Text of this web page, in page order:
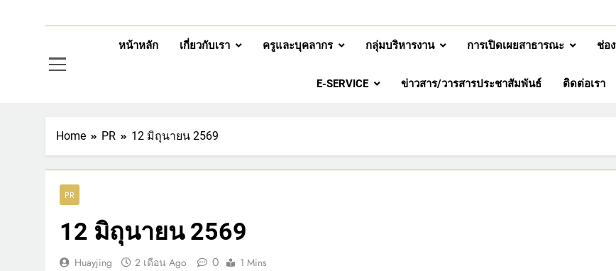
หน้าหลัก เกี่ยวกับเรา ครูและบุคลากร กลุ่มบริหารงาน การเปิดเผยสาธารณะ ช่อ
E-SERVICE ข่าวสาร/วารสารประชาสัมพันธ์ ติดต่อเรา
Home PR 12 มิถุนายน 2569
PR
12 มิถุนายน 2569
Huayjing 2 เดือน Ago 0 1 Mins